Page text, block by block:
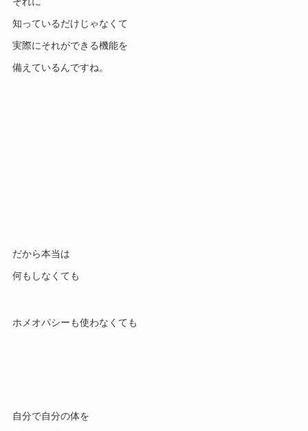
知っているだけじゃなくて
実際にそれができる機能を
備えているんですね。
だから本当は
何もしなくても
ホメオパシーも使わなくても
自分で自分の体を